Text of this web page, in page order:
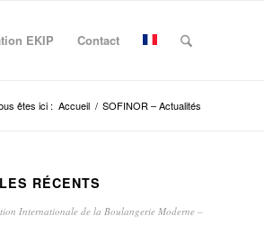
EKIP Contact
êtes ici : Accueil / SOFINOR – Actualités
RÉCENTS
Internationale de la Boulangerie Moderne –